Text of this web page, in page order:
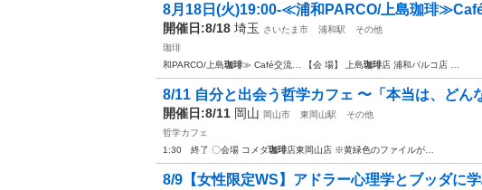
8月18日(火)19:00-≪浦和PARCO/上島珈琲
開催日:8/18 埼玉 さいたま市 浦和駅
その他
珈琲
和PARCO/上島珈琲≫ Café交流… 【会 場】 上島珈琲店 浦和パルコ店 …
8/11 自分と出会う哲学カフェ 〜「本当は、どん
開催日:8/11 岡山 岡山市 東岡山駅
その他
哲学カフェ
1:30 終了 〇会場 コメダ珈琲店東岡山店 ※黄緑色のファイルが…
8/9【女性限定WS】アドラー心理学とブッダに